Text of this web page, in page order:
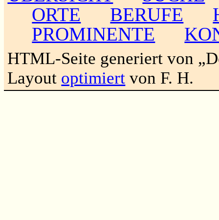
ORTE
BERUFE
PROMINENTE
HTML-Seite generiert von
Layout optimiert von F. H.